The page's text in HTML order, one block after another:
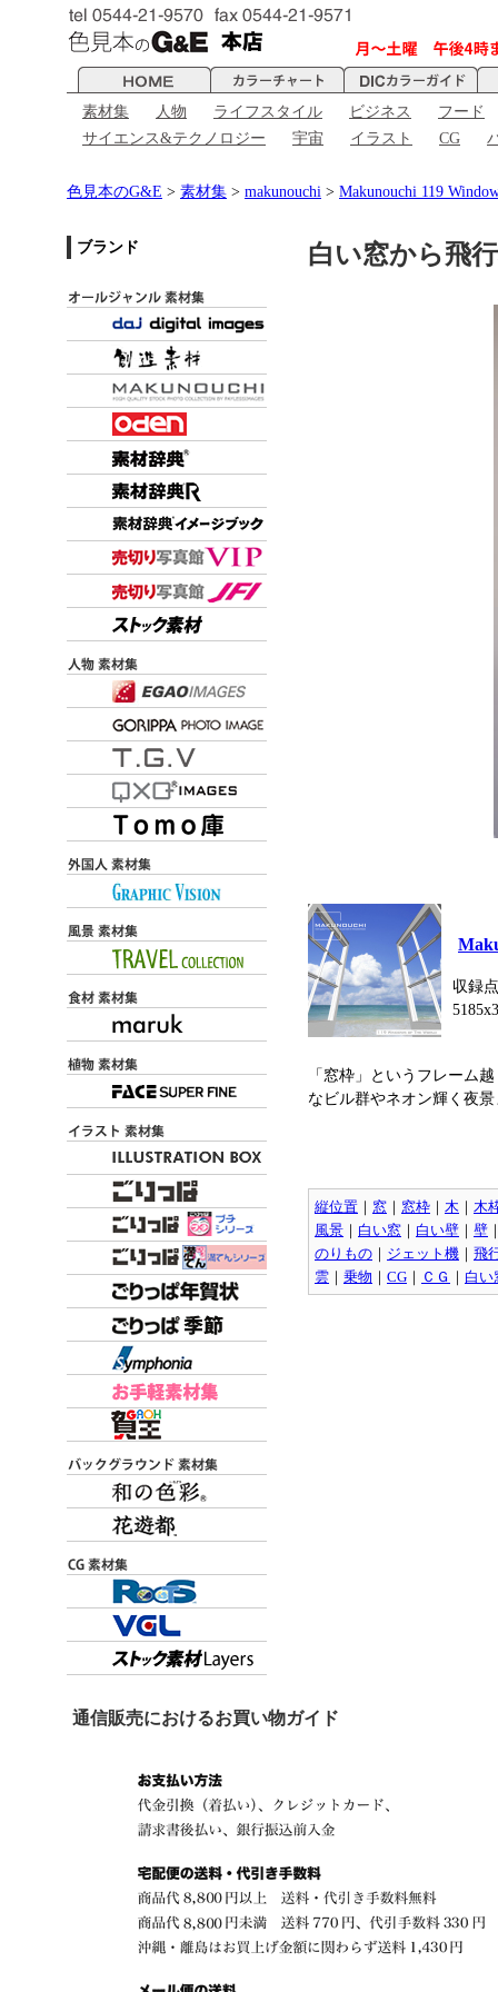
素材集 人物 ライフスタイル ビジネス
フード
サイエンス&テクノロジー
宇宙 イラスト CG
色見本のG&E > 素材集 > makunouchi > Makunouchi 119
ブランド 白い窓から飛
収録
「窓枠」というフレーム
なビル群やネオン輝く夜
縦位置 ｜ 窓 ｜ 窓枠 ｜ 木 ｜ 木
風景 ｜ 白い窓 ｜ 白い壁 ｜ 壁
のりもの ｜ ジェット機 ｜ 飛
雲 ｜ 乗物 ｜ CG ｜ ＣＧ ｜ 白い
通信販売におけるお買い物ガイド